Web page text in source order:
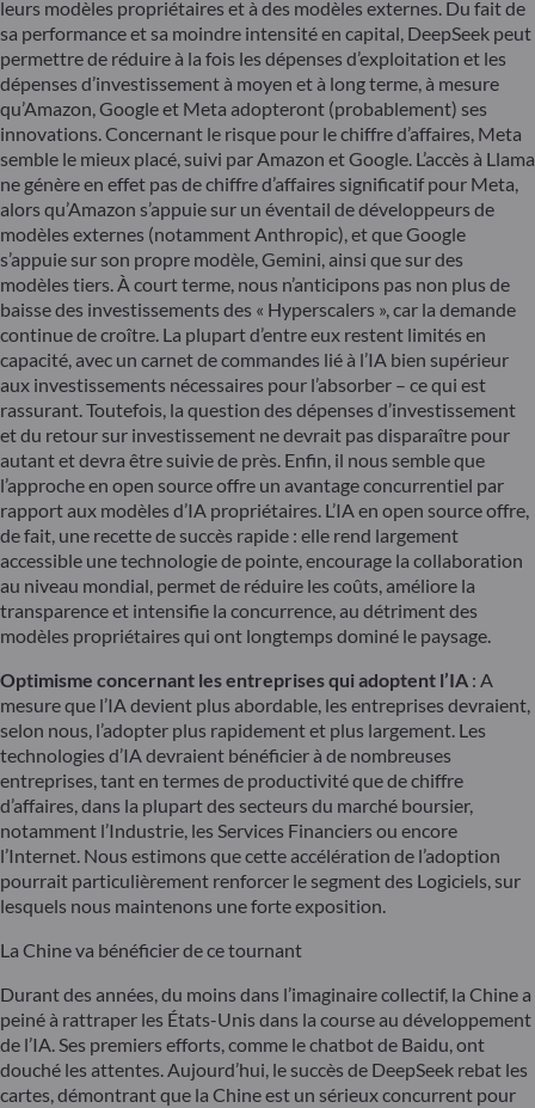
leurs modèles propriétaires et à des modèles externes. Du fait de
sa performance et sa moindre intensité en capital, DeepSeek peut
permettre de réduire à la fois les dépenses d’exploitation et les
dépenses d’investissement à moyen et à long terme, à mesure
qu’Amazon, Google et Meta adopteront (probablement) ses
innovations. Concernant le risque pour le chiffre d’affaires, Meta
semble le mieux placé, suivi par Amazon et Google. L’accès à Llama
ne génère en effet pas de chiffre d’affaires significatif pour Meta,
alors qu’Amazon s’appuie sur un éventail de développeurs de
modèles externes (notamment Anthropic), et que Google
s’appuie sur son propre modèle, Gemini, ainsi que sur des
modèles tiers. À court terme, nous n’anticipons pas non plus de
baisse des investissements des « Hyperscalers », car la demande
continue de croître. La plupart d’entre eux restent limités en
capacité, avec un carnet de commandes lié à l’IA bien supérieur
aux investissements nécessaires pour l’absorber – ce qui est
rassurant. Toutefois, la question des dépenses d’investissement
et du retour sur investissement ne devrait pas disparaître pour
autant et devra être suivie de près. Enfin, il nous semble que
l’approche en open source offre un avantage concurrentiel par
rapport aux modèles d’IA propriétaires. L’IA en open source offre,
de fait, une recette de succès rapide : elle rend largement
accessible une technologie de pointe, encourage la collaboration
au niveau mondial, permet de réduire les coûts, améliore la
transparence et intensifie la concurrence, au détriment des
modèles propriétaires qui ont longtemps dominé le paysage.
Optimisme concernant les entreprises qui adoptent l’IA : A
mesure que l’IA devient plus abordable, les entreprises devraient,
selon nous, l’adopter plus rapidement et plus largement. Les
technologies d’IA devraient bénéficier à de nombreuses
entreprises, tant en termes de productivité que de chiffre
d’affaires, dans la plupart des secteurs du marché boursier,
notamment l’Industrie, les Services Financiers ou encore
l’Internet. Nous estimons que cette accélération de l’adoption
pourrait particulièrement renforcer le segment des Logiciels, sur
lesquels nous maintenons une forte exposition.
La Chine va bénéficier de ce tournant
Durant des années, du moins dans l’imaginaire collectif, la Chine a
peiné à rattraper les États-Unis dans la course au développement
de l’IA. Ses premiers efforts, comme le chatbot de Baidu, ont
douché les attentes. Aujourd’hui, le succès de DeepSeek rebat les
cartes, démontrant que la Chine est un sérieux concurrent pour